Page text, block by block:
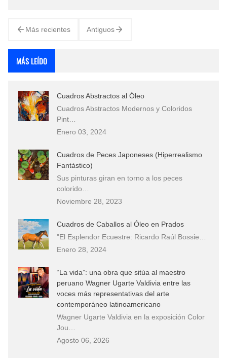
Más recientes Antiguos
MÁS LEÍDO
Cuadros Abstractos al Óleo
Cuadros Abstractos Modernos y Coloridos
Pint…
Enero 03, 2024
Cuadros de Peces Japoneses (Hiperrealismo
Fantástico)
Sus pinturas giran en torno a los peces
colorido…
Noviembre 28, 2023
Cuadros de Caballos al Óleo en Prados
"El Esplendor Ecuestre: Ricardo Raúl Bossie…
Enero 28, 2024
“La vida”: una obra que sitúa al maestro
peruano Wagner Ugarte Valdivia entre las
voces más representativas del arte
contemporáneo latinoamericano
Wagner Ugarte Valdivia en la exposición Color
Jou…
Agosto 06, 2026